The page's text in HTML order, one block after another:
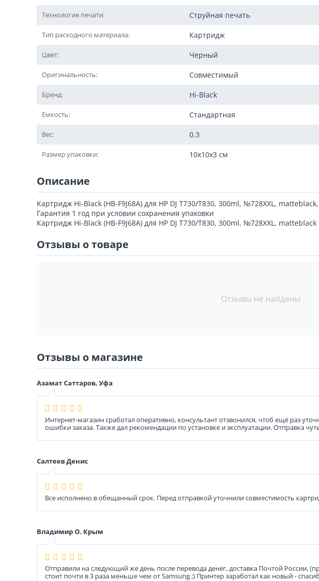
Технология печати: Струйная печать
Тип расходного материала: Картридж
Цвет: Черный
Оригинальность: Совместимый
Бренд: Hi-Black
Емкость: Стандартная
Вес: 0.3
Размер упаковки: 10x10x3 см
Описание
Картридж Hi-Black (HB-F9J68A) для HP DJ T730/T830, 300ml, №728XXL,
Гарантия 1 год при условии сохранения упаковки
Картридж Hi-Black (HB-F9J68A) для HP DJ T730/T830, 300ml, №728XXL, matteblack
Отзывы о товаре
Отзывы не найдены
Отзывы о магазине
Азамат Саттаров, Уфа
Интернет-магазин сработал оперативно, консультант отзвонился, чтоб ещё раз
ошибки заказа. Также дал рекомендации по установке и эксплуатации. Отправка
Салтеев Денис
Все исполнено в обещанный срок. Перед отправкой уточнили совместимость
Владимир О. Крым
Отправили на следующий же день после перевода денег, доставка Почтой России,
стоит почти в 3 раза меньше чем от Samsung ;) Принтер заработал как новый -